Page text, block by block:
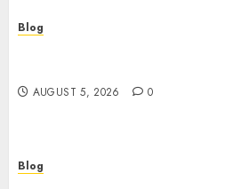
Blog
AUGUST 5, 2026 0
Blog